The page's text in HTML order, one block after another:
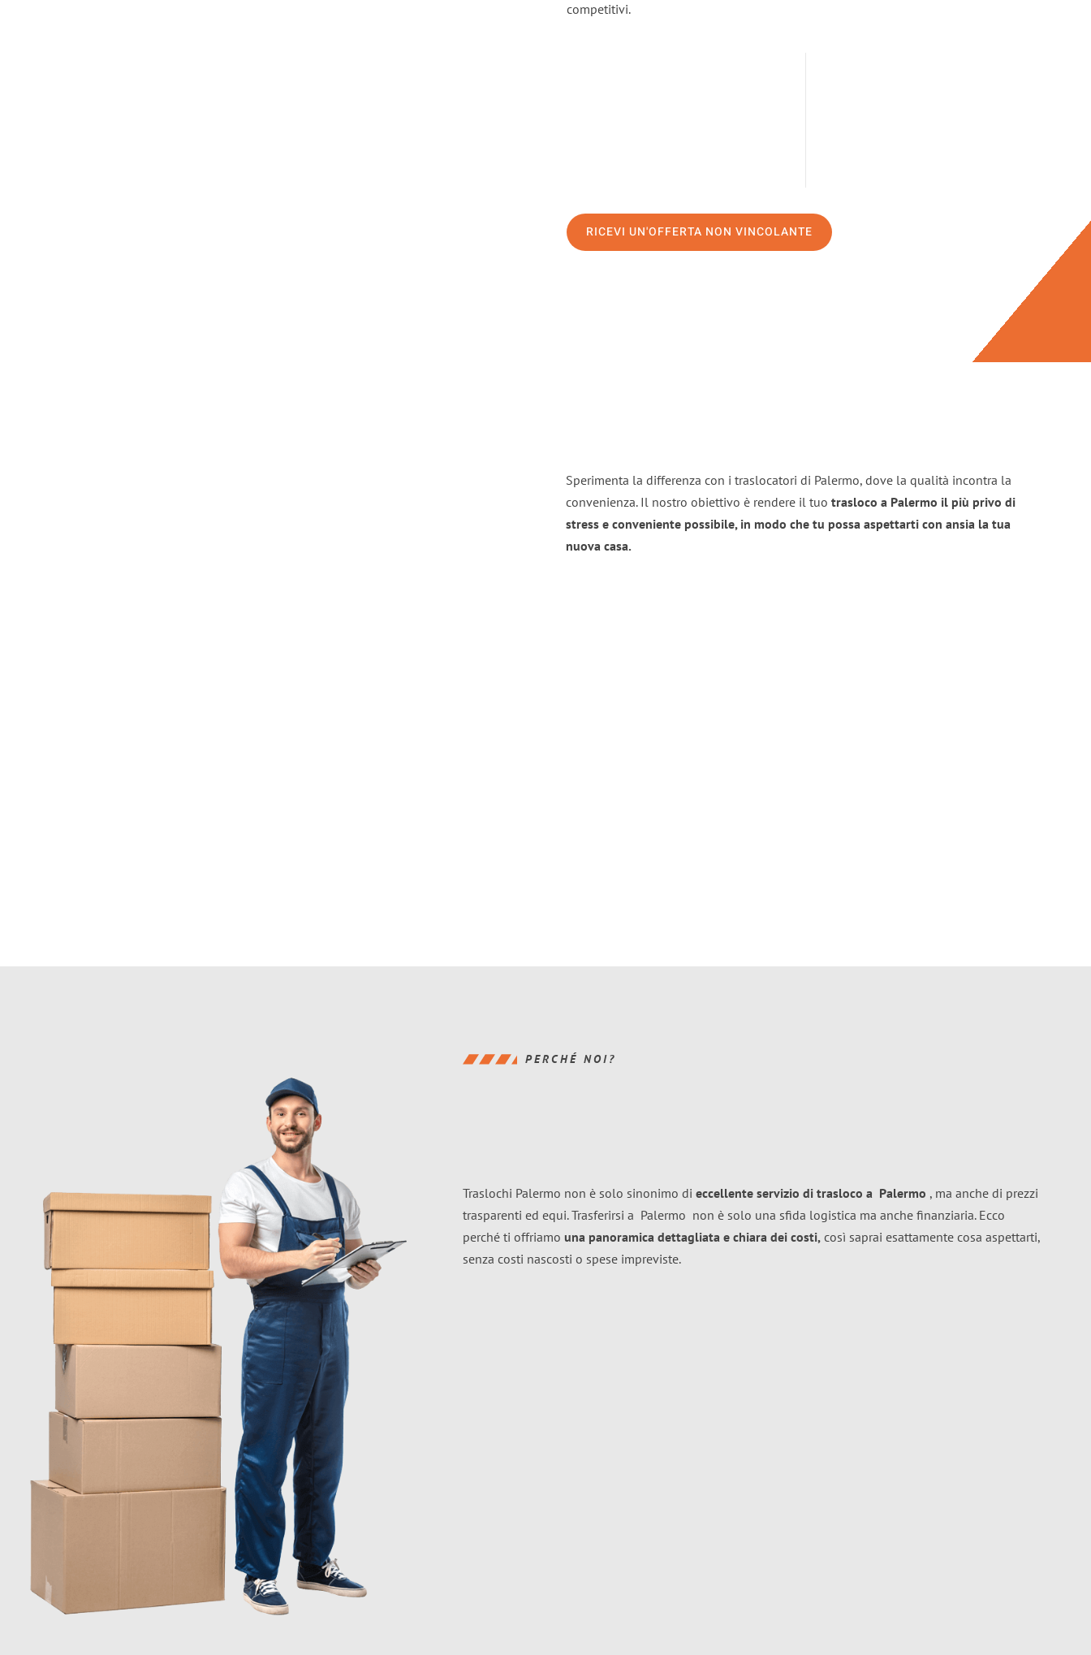
competitivi.
RICEVI UN'OFFERTA NON VINCOLANTE
Sperimenta la differenza con i traslocatori di Palermo, dove la qualità incontra la
convenienza. Il nostro obiettivo è rendere il tuo trasloco a Palermo il più privo di
stress e conveniente possibile, in modo che tu possa aspettarti con ansia la tua
nuova casa.
PERCHÉ NOI?
Traslochi Palermo non è solo sinonimo di eccellente servizio di trasloco a Palermo , ma anche di prezzi
trasparenti ed equi. Trasferirsi a Palermo non è solo una sfida logistica ma anche finanziaria. Ecco
perché ti offriamo una panoramica dettagliata e chiara dei costi, così saprai esattamente cosa aspettarti,
senza costi nascosti o spese impreviste.